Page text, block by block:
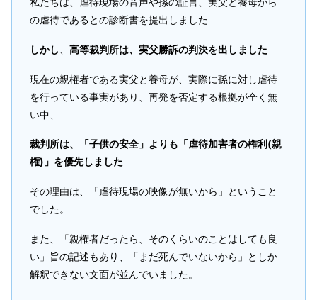
の虐待であるとの診断書を提出しました
しかし 、高等裁判所は、実父勝訴の判決を出しました
現在の親権者である実父と養母が、実際に孫に対し虐待
を行っている事実があり、再発を否定する根拠が全く無
い中、
裁判所は、「子供の安全」よりも「虐待加害者の権利(親
権)」を優先しました
その理由は、「虐待現場の映像が無いから」ということ
でした。
また、「親権者だったら、そのくらいのことはしても良
い」旨の記述もあり、「まだ死んでいないから」としか
解釈できない文面が並んでいました。